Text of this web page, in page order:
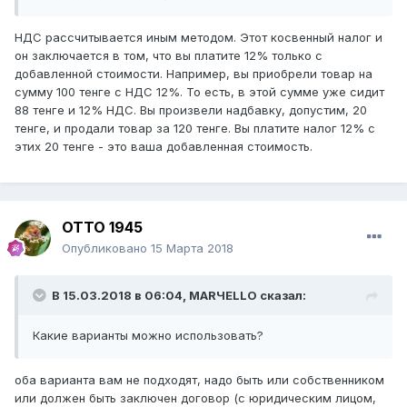
НДС рассчитывается иным методом. Этот косвенный налог и
он заключается в том, что вы платите 12% только с
добавленной стоимости. Например, вы приобрели товар на
сумму 100 тенге с НДС 12%. То есть, в этой сумме уже сидит
88 тенге и 12% НДС. Вы произвели надбавку, допустим, 20
тенге, и продали товар за 120 тенге. Вы платите налог 12% с
этих 20 тенге - это ваша добавленная стоимость.
ОТТО 1945
Опубликовано 15 Марта 2018
В 15.03.2018 в 06:04, MARЧELLO сказал:
Какие варианты можно использовать?
оба варианта вам не подходят, надо быть или собственником
или должен быть заключен договор (с юридическим лицом,